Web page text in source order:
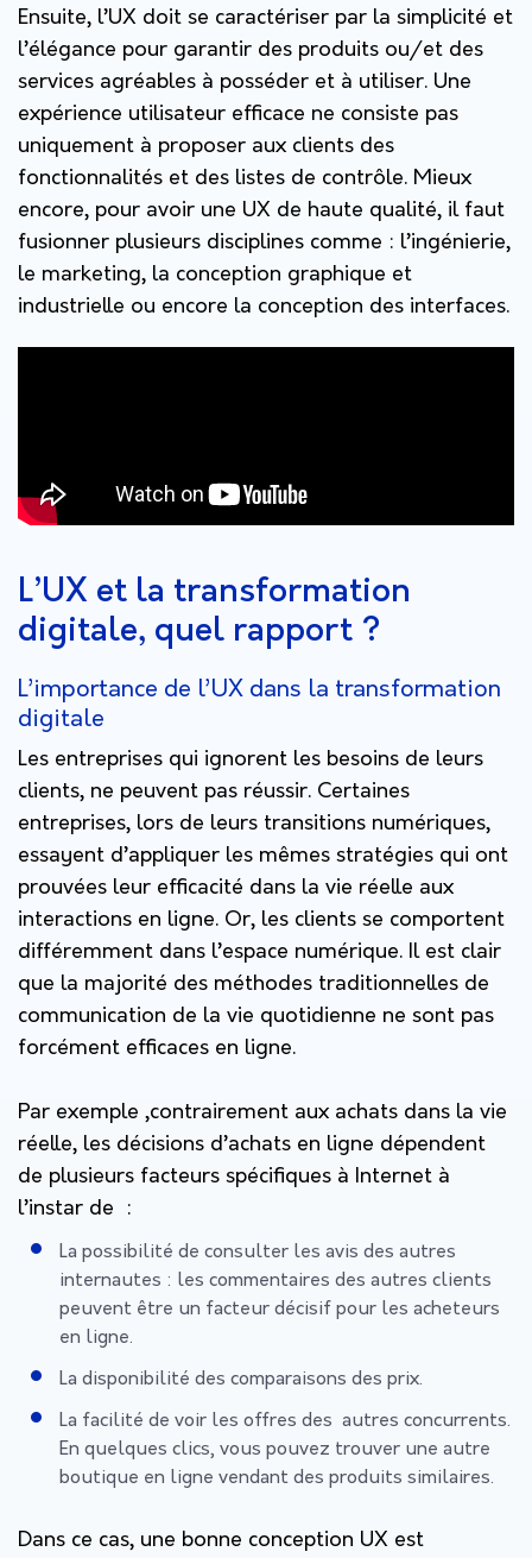
Ensuite, l’UX doit se caractériser par la simplicité et
l’élégance pour garantir des produits ou/et des
services agréables à posséder et à utiliser. Une
expérience utilisateur efficace ne consiste pas
uniquement à proposer aux clients des
fonctionnalités et des listes de contrôle. Mieux
encore, pour avoir une UX de haute qualité, il faut
fusionner plusieurs disciplines comme : l’ingénierie,
le marketing, la conception graphique et
industrielle ou encore la conception des interfaces.
L’UX et la transformation
digitale, quel rapport ?
L’importance de l’UX dans la transformation
digitale
Les entreprises qui ignorent les besoins de leurs
clients, ne peuvent pas réussir. Certaines
entreprises, lors de leurs transitions numériques,
essayent d’appliquer les mêmes stratégies qui ont
prouvées leur efficacité dans la vie réelle aux
interactions en ligne. Or, les clients se comportent
différemment dans l’espace numérique. Il est clair
que la majorité des méthodes traditionnelles de
communication de la vie quotidienne ne sont pas
forcément efficaces en ligne.
Par exemple ,contrairement aux achats dans la vie
réelle, les décisions d’achats en ligne dépendent
de plusieurs facteurs spécifiques à Internet à
l’instar de :
La possibilité de consulter les avis des autres
internautes : les commentaires des autres clients
peuvent être un facteur décisif pour les acheteurs
en ligne.
La disponibilité des comparaisons des prix.
La facilité de voir les offres des autres concurrents.
En quelques clics, vous pouvez trouver une autre
boutique en ligne vendant des produits similaires.
Dans ce cas, une bonne conception UX est